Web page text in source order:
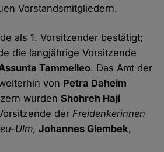
Vorstandsmitgliedern.
als 1. Vorsitzender bestätigt;
die langjährige Vorsitzende
Tammelleo. Das Amt der
von Petra Daheim
wurdenShohreh Haji
derFreidenkerinnen
Ulm,Johannes Glembek,